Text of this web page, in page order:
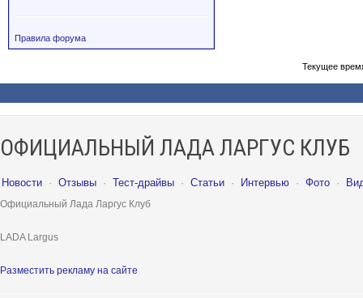
Правила форума
Текущее
ОФИЦИАЛЬНЫЙ ЛАДА ЛАРГУС КЛУБ
Новости · Отзывы · Тест-драйвы · Статьи · Интервью · Фото ·
Официальный Лада Ларгус Клуб
LADA Largus
Разместить рекламу на сайте